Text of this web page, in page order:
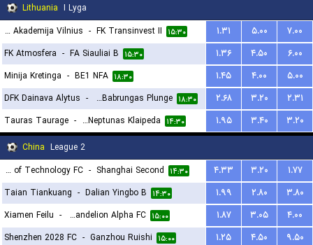
Lithuania I Lyga
Baltijos Futbolo Akademija Vilnius
- FK Transinvest II ۱۵:۳۰ ۱.۳۱ ۵.۰۰
۷.۰۰
FK Atmosfera - FA Siauliai B ۱۵:۳۰ ۱.۳۶ ۴.۵۰
۶.۰۰
Minija Kretinga - BE1 NFA ۱۸:۳۰ ۱.۴۵ ۴.۰۰
۵.۰۰
DFK Dainava Alytus - FK Babrungas Plunge ۱۸:۳۰ ۲.۶۸ ۳.۲۰
۲.۳۱
Tauras Taurage - FK Neptunas Klaipeda ۱۴:۳۰ ۱.۹۵ ۳.۴۰
۳.۲۰
China League 2
Beijing Institute of Technology FC
- Shanghai Second ۱۴:۳۰ ۴.۳۳ ۳.۲۰
۱.۷۷
Taian Tiankuang - Dalian Yingbo B ۱۴:۳۰ ۱.۹۹ ۲.۸۰
۳.۸۰
Xiamen Feilu - Guangzhou Dandelion Alpha FC ۱۵:۰۰ ۱.۸۷ ۳.۰۵
۴.۰۰
Shenzhen 2028 FC - Ganzhou Ruishi ۱۵:۰۰ ۱.۲۵ ۴.۵۰
۹.۵۰